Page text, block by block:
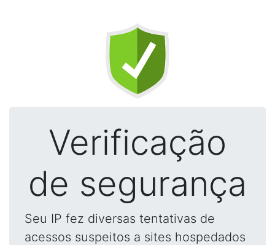
Verificação
de segurança
Seu IP fez diversas tentativas de
acessos suspeitos a sites hospedados